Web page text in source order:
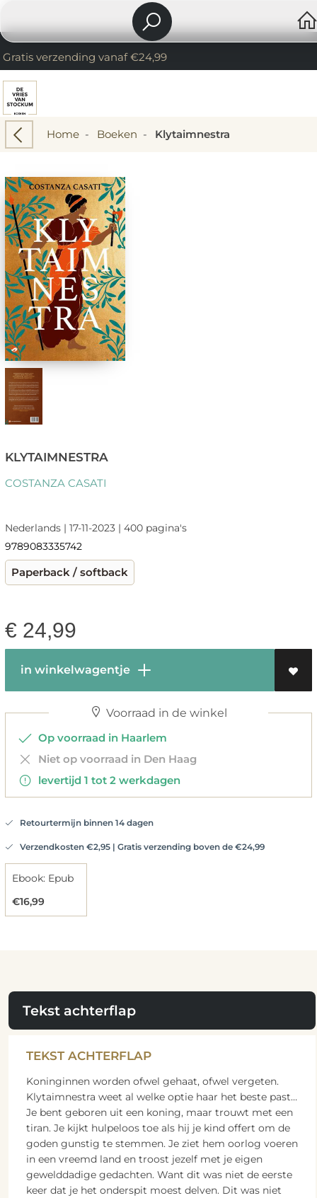
Gratis verzending vanaf €24,99
Home- Boeken - Klytaimnestra
KLYTAIMNESTRA
COSTANZA CASATI
Nederlands | 17-11-2023 | 400 pagina's
9789083335742
Paperback / softback
€ 24,99
in winkelwagentje
Voorraad in de winkel
Op voorraad in Haarlem
Niet op voorraad in Den Haag
levertijd 1 tot 2 werkdagen
Retourtermijn binnen 14 dagen
Verzendkosten €2,95 | Gratis verzending boven de €24,99
Ebook: Epub
€16,99
Tekst achterflap
TEKST ACHTERFLAP
Koninginnen worden ofwel gehaat, ofwel vergeten.
Klytaimnestra weet al welke optie haar het beste past…
Je bent geboren uit een koning, maar trouwt met een
tiran. Je kijkt hulpeloos toe als hij je kind offert om de
goden gunstig te stemmen. Je ziet hem oorlog voeren
in een vreemd land en troost jezelf met je eigen
gewelddadige gedachten. Want dit was niet de eerste
keer dat je het onderspit moest delven. Dit was niet